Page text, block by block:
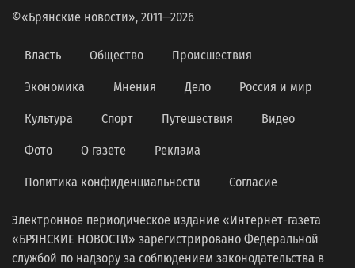
©«Брянские новости», 2011—2026
Власть Общество Происшествия
Экономика Мнения Дело Россия и мир
Культура Спорт Путешествия Видео
Фото О газете Реклама
Политика конфиденциальности Согласие
Электронное периодическое издание «Интернет-газета
«БРЯНСКИЕ НОВОСТИ» зарегистрировано Федеральной
службой по надзору за соблюдением законодательства в